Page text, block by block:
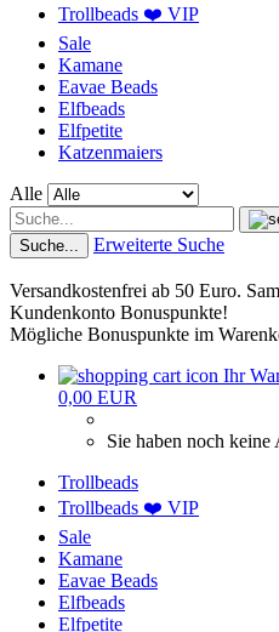
Trollbeads ❤️ VIP
Sale
Kamane
Eavae Beads
Elfbeads
Elfpetite
Katzenmaiers
Alle
Suche... Erweiterte Suche
Versandkostenfrei ab 50 Euro.
Kundenkonto Bonuspunkte!
Mögliche Bonuspunkte im
Ihr
0,00 EUR
Sie haben noch
Trollbeads
Trollbeads ❤️ VIP
Sale
Kamane
Eavae Beads
Elfbeads
Elfpetite